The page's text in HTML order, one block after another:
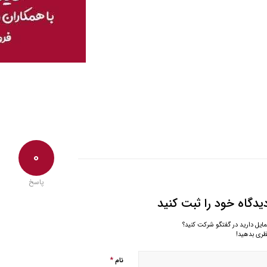
0
پاسخ
خود را ثبت کنید
دارید در گفتگو شرکت کنید؟
بدهید!
نام*